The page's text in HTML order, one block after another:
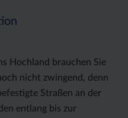
Hochland brauchen Sie
nicht zwingend, denn
Straßen an der
entlang bis zur